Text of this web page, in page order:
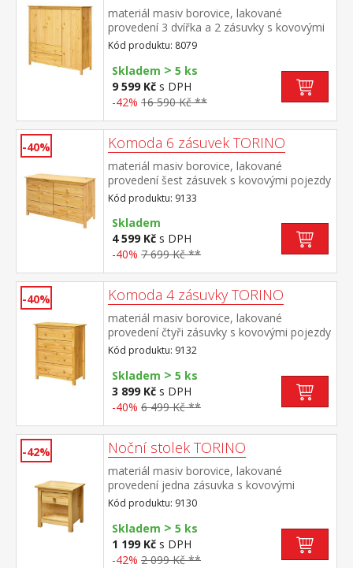
materiál masiv borovice, lakované
provedení 3 dvířka a 2 zásuvky s kovovými
pojezdy
Kód produktu: 8079
Skladem > 5 ks
9 599 Kč s DPH
-42% 16 590 Kč **
-40% Komoda 6 zásuvek TORINO
materiál masiv borovice, lakované
provedení šest zásuvek s kovovými pojezdy
Kód produktu: 9133
Skladem
4 599 Kč s DPH
-40% 7 699 Kč **
-40% Komoda 4 zásuvky TORINO
materiál masiv borovice, lakované
provedení čtyři zásuvky s kovovými pojezdy
Kód produktu: 9132
Skladem > 5 ks
3 899 Kč s DPH
-40% 6 499 Kč **
-42% Noční stolek TORINO
materiál masiv borovice, lakované
provedení jedna zásuvka s kovovými
pojezdy
Kód produktu: 9130
Skladem > 5 ks
1 199 Kč s DPH
-42% 2 099 Kč **